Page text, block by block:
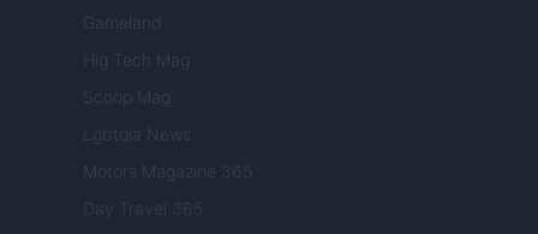
Gameland
Hig Tech Mag
Scoop Mag
Lgbtqia News
Motors Magazine 365
Day Travel 365